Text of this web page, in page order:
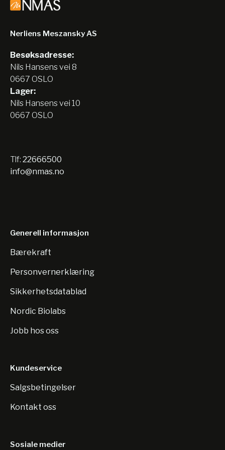
Nerliens Meszansky AS
Besøksadresse:
Nils Hansens vei 8
0667 OSLO
Lager:
Nils Hansens vei 10
0667 OSLO
Tlf: 22666500
info@nmas.no
Generell informasjon
Bærekraft
Personvernerklæring
Sikkerhetsdatablad
Nordic Biolabs
Jobb hos oss
Kundeservice
Salgsbetingelser
Kontakt oss
Sosiale medier